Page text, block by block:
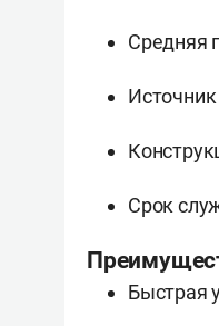
Средняя
Срок
Быстрая